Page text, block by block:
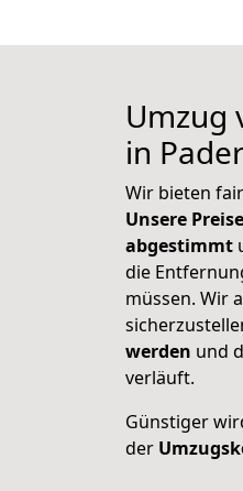
Umzug
in
Wir bieten
Unsere
abgestimmt
die
müssen. Wir
werden und
verläuft.
Günstiger
der